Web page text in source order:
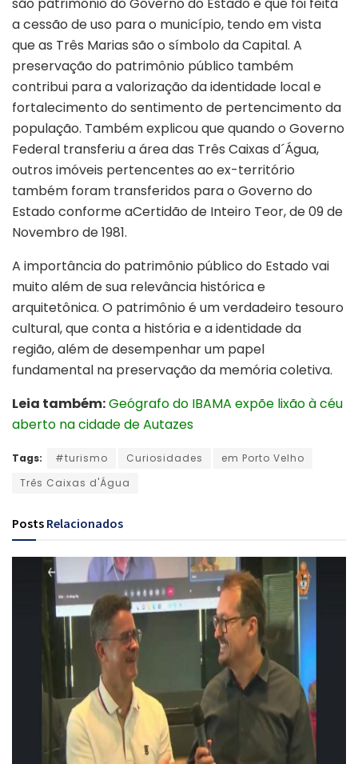
são patrimônio do Governo do Estado e que foi feita
a cessão de uso para o município, tendo em vista
que as Três Marias são o símbolo da Capital. A
preservação do patrimônio público também
contribui para a valorização da identidade local e
fortalecimento do sentimento de pertencimento da
população. Também explicou que quando o Governo
Federal transferiu a área das Três Caixas d´Água,
outros imóveis pertencentes ao ex-território
também foram transferidos para o Governo do
Estado conforme aCertidão de Inteiro Teor, de 09 de
Novembro de 1981.
A importância do patrimônio público do Estado vai
muito além de sua relevância histórica e
arquitetônica. O patrimônio é um verdadeiro tesouro
cultural, que conta a história e a identidade da
região, além de desempenhar um papel
fundamental na preservação da memória coletiva.
Leia também:Geógrafo do IBAMA expõe lixão à céu
aberto na cidade de Autazes
Tags: #turismo Curiosidades
em Porto Velho
Três Caixas d'Água
Posts Relacionados